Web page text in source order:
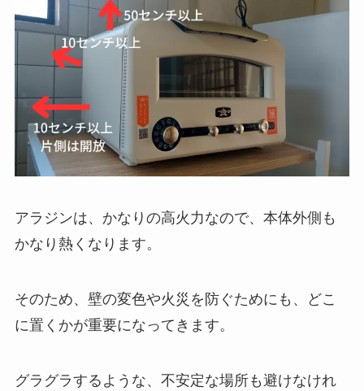
アラジンは、かなりの高火力なので、本体外側も
かなり熱くなります。
そのため、壁の変色や火災を防ぐためにも、どこ
に置くかが重要になってきます。
グラグラするような、不安定な場所も避けなけれ